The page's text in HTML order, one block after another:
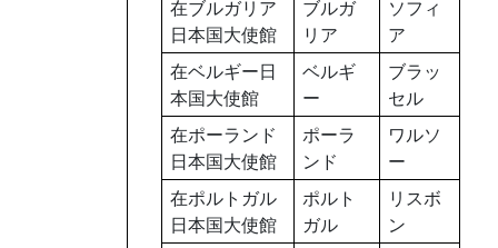
在ブルガリア
日本国大使館
ブルガ
リア
ソフィ
ア
在ベルギー日
本国大使館
ベルギ
ー
ブラッ
セル
在ポーランド
日本国大使館
ポーラ
ンド
ワルソ
ー
在ポルトガル
日本国大使館
ポルト
ガル
リスボ
ン